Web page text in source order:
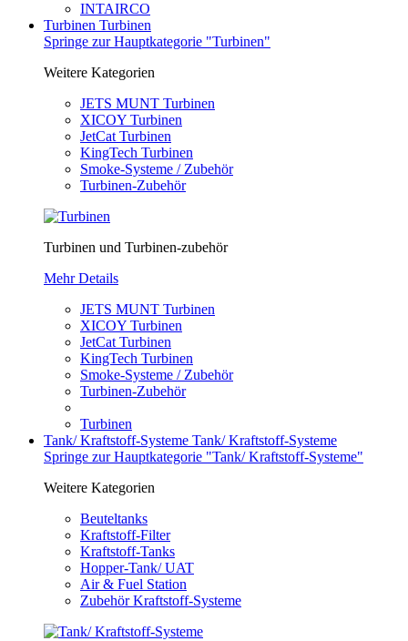
INTAIRCO
Turbinen Turbinen
Springe zur Hauptkategorie "Turbinen"
Weitere Kategorien
JETS MUNT Turbinen
XICOY Turbinen
JetCat Turbinen
KingTech Turbinen
Smoke-Systeme / Zubehör
Turbinen-Zubehör
Turbinen und Turbinen-zubehör
Mehr Details
JETS MUNT Turbinen
XICOY Turbinen
JetCat Turbinen
KingTech Turbinen
Smoke-Systeme / Zubehör
Turbinen-Zubehör
Turbinen
Tank/ Kraftstoff-Systeme Tank/ Kraftstoff-Systeme
Springe zur Hauptkategorie "Tank/ Kraftstoff-Systeme"
Weitere Kategorien
Beuteltanks
Kraftstoff-Filter
Kraftstoff-Tanks
Hopper-Tank/ UAT
Air & Fuel Station
Zubehör Kraftstoff-Systeme